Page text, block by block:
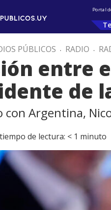
Portal
PÚBLICOS . RADIO .
entre
de
con Argentina,
tiempo de lectura: < 1 minuto